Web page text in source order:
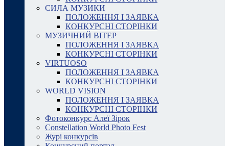
СИЛА МУЗИКИ
ПОЛОЖЕННЯ І ЗАЯВКА
КОНКУРСНІ СТОРІНКИ
МУЗИЧНИЙ ВІТЕР
ПОЛОЖЕННЯ І ЗАЯВКА
КОНКУРСНІ СТОРІНКИ
VIRTUOSO
ПОЛОЖЕННЯ І ЗАЯВКА
КОНКУРСНІ СТОРІНКИ
WORLD VISION
ПОЛОЖЕННЯ І ЗАЯВКА
КОНКУРСНІ СТОРІНКИ
Фотоконкурс Алеї Зірок
Constellation World Photo Fest
Журі конкурсів